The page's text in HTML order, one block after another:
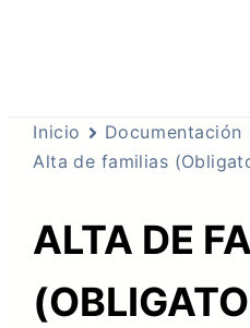
Inicio
Documentación
Alta de familias
ALTA DE